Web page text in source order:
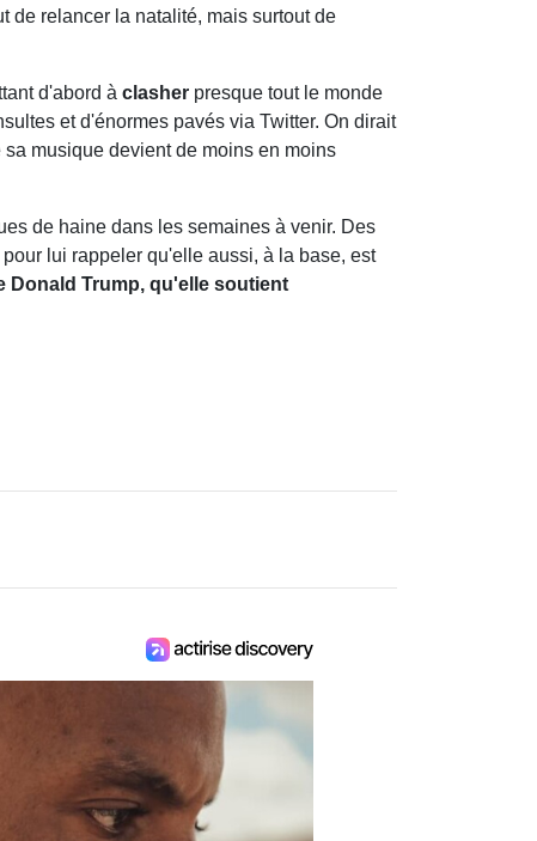
de relancer la natalité, mais surtout de
d'abord à clasher presque tout le monde
et d'énormes pavés via Twitter. On dirait
sa musique devient de moins en moins
de haine dans les semaines à venir. Des
pour lui rappeler qu'elle aussi, à la base, est
Donald Trump, qu'elle soutient